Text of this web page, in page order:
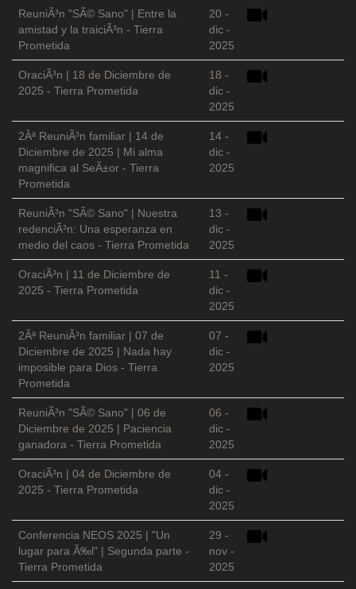
ReuniÃ³n "SÃ© Sano" | Entre la
amistad y la traiciÃ³n - Tierra
Prometida
20 -
dic -
2025
OraciÃ³n | 18 de Diciembre de
2025 - Tierra Prometida
18 -
dic -
2025
2Âª ReuniÃ³n familiar | 14 de
Diciembre de 2025 | Mi alma
magnifica al SeÃ±or - Tierra
Prometida
14 -
dic -
2025
ReuniÃ³n "SÃ© Sano" | Nuestra
redenciÃ³n: Una esperanza en
medio del caos - Tierra Prometida
13 -
dic -
2025
OraciÃ³n | 11 de Diciembre de
2025 - Tierra Prometida
11 -
dic -
2025
2Âª ReuniÃ³n familiar | 07 de
Diciembre de 2025 | Nada hay
imposible para Dios - Tierra
Prometida
07 -
dic -
2025
ReuniÃ³n "SÃ© Sano" | 06 de
Diciembre de 2025 | Paciencia
ganadora - Tierra Prometida
06 -
dic -
2025
OraciÃ³n | 04 de Diciembre de
2025 - Tierra Prometida
04 -
dic -
2025
Conferencia NEOS 2025 | "Un
lugar para Ã‰l" | Segunda parte -
Tierra Prometida
29 -
nov -
2025